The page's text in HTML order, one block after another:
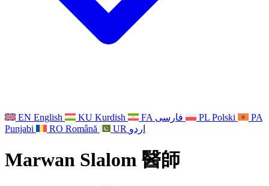
EN English KU Kurdish FA فارسی PL Polski
PA
Punjabi
RO Română UR اردو
Marwan Slalom 醫師